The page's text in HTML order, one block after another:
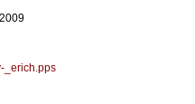
_erich.pps